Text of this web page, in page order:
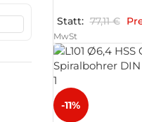
Statt: 77,11€
MwSt
-11%